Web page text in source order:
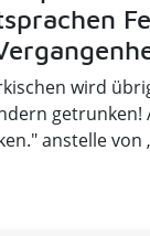
wird
getrunken!
anstelle von